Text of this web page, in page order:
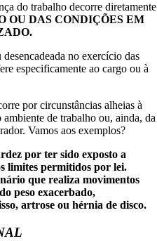
do trabalho decorre diretamente
OU DAS CONDIÇÕES EM
no exercício das
especificamente ao cargo ou à
por circunstâncias alheias à
de trabalho ou, ainda, da
Vamos aos exemplos?
por ter sido exposto a
limites permitidos por lei.
que realiza movimentos
peso exacerbado,
artrose ou hérnia de disco.